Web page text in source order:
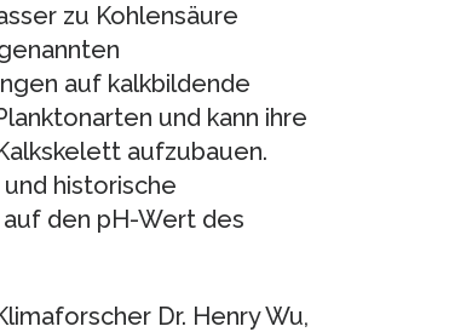
zu Kohlensäure
auf kalkbildende
und kann ihre
aufzubauen.
historische
den pH-Wert des
Dr. Henry Wu,